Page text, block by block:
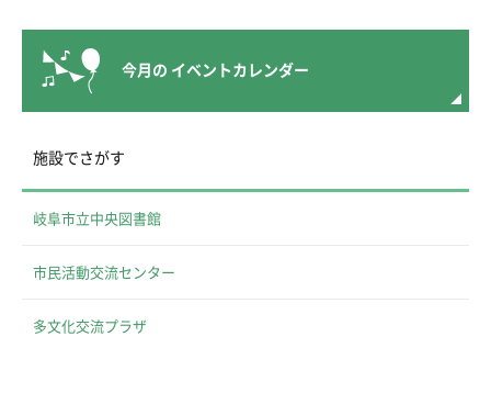
今月の イベントカレンダー
施設でさがす
岐阜市立中央図書館
市民活動交流センター
多文化交流プラザ